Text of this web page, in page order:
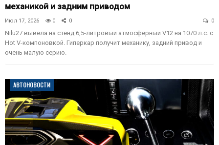
механикой и задним приводом
Июл 17, 2026 0 0 0
Nilu27 вывела на стенд 6,5-литровый атмосферный V12 на 1070 л.с. с
Hot V-компоновкой. Гиперкар получит механику, задний привод и
очень малую серию.
АВТОНОВОСТИ